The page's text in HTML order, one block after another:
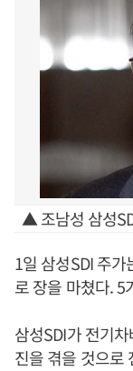
▲ 조남성 삼성
1일 삼성SDI 주
로 장을 마쳤다. 5
삼성SDI가 전기
진을 겪을 것으로